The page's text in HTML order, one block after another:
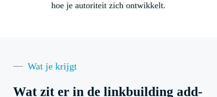
hoe je autoriteit zich ontwikkelt.
Wat je krijgt
Wat zit er in de linkbuilding add-